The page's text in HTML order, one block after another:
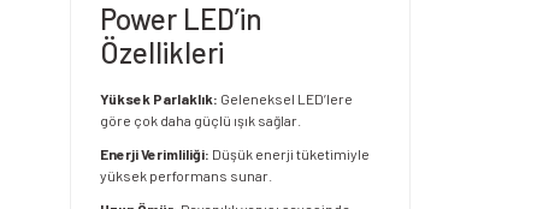
Power LED’in
Özellikleri
Yüksek Parlaklık: Geleneksel LED’lere
göre çok daha güçlü ışık sağlar.
Enerji Verimliliği: Düşük enerji tüketimiyle
yüksek performans sunar.